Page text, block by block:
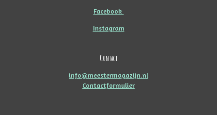
Facebook
Instagram
Contact
info@meestermagazijn.nl
Contactformulier